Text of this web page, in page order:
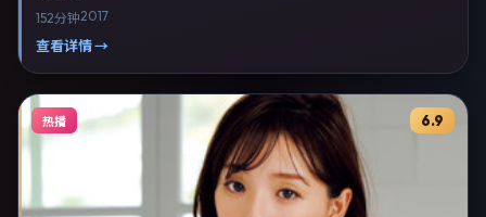
起在日本地区网络平台首播，支持高清与多语言字幕。影片在节奏、摄影
与配乐上强调沉浸体验，可作为片单推荐、影评长文与专题策划的引用素
152分钟2017
查看详情 →
热播 6.9